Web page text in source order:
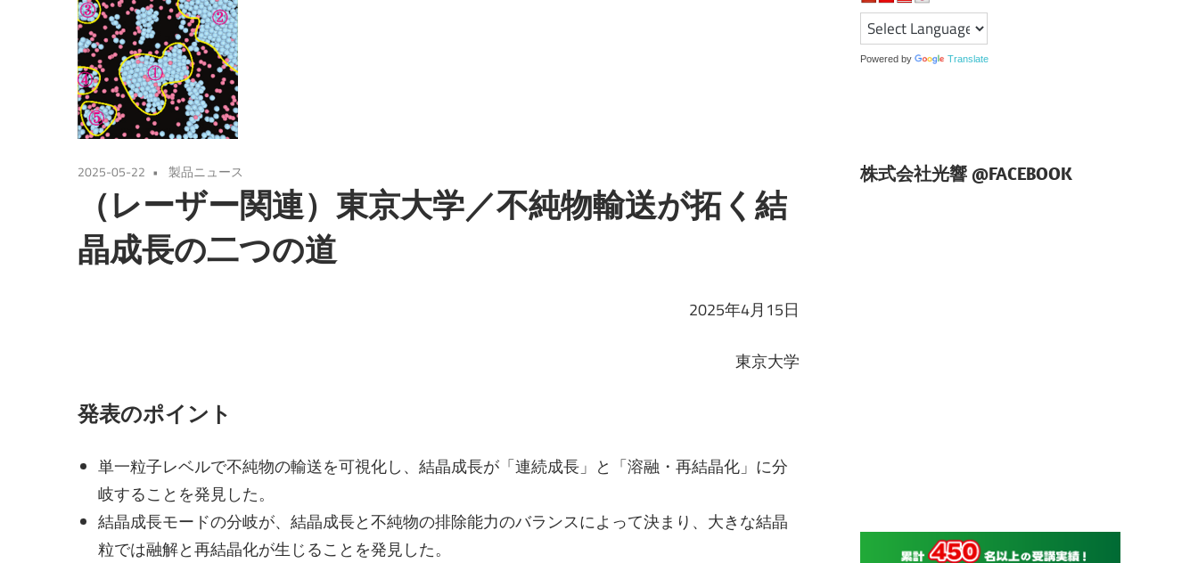
2025-05-22 製品ニュース
（レーザー関連）東京大学／不純物輸送が拓く結
晶成長の二つの道
2025年4月15日
東京大学
発表のポイント
単一粒子レベルで不純物の輸送を可視化し、結晶成長が「連続成長」と「溶融・再結晶化」に分
岐することを発見した。
結晶成長モードの分岐が、結晶成長と不純物の排除能力のバランスによって決まり、大きな結晶
粒では融解と再結晶化が生じることを発見した。
Powered by Translate
株式会社光響 @FACEBOOK